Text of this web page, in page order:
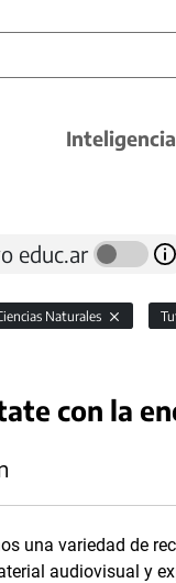
educ.ar
Naturales
con la
una variedad de
audiovisual y